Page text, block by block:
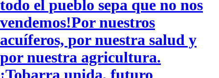
todo el pueblo sepa que no nos
vendemos! ​Por nuestros
acuíferos, por nuestra salud y
por nuestra agricultura.
¡Tobarra unida, futuro